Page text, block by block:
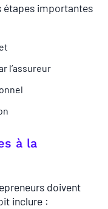
étapes importantes
l’assureur
à la
doivent
inclure :